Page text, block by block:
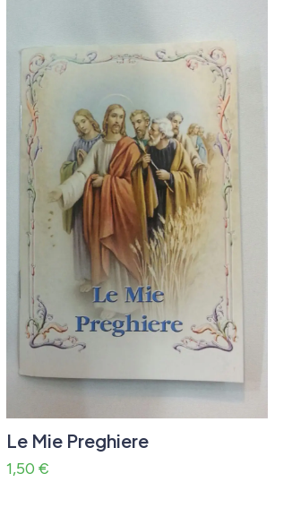
Le Mie Preghiere
1,50 €